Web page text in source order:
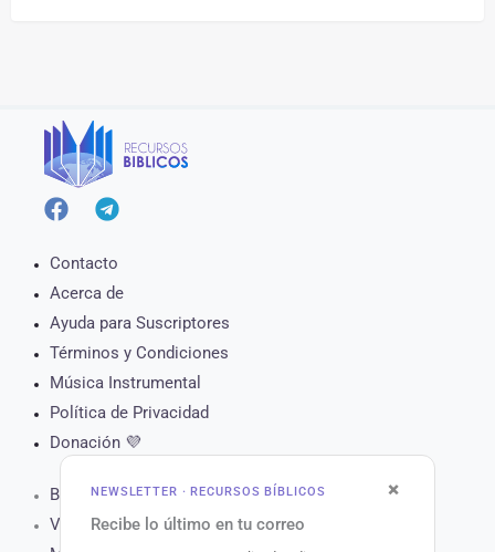
×
NEWSLETTER · RECURSOS BÍBLICOS
Recibe lo último en tu correo
Contacto
Acerca de
Ayuda para Suscriptores
Términos y Condiciones
Música Instrumental
Política de Privacidad
Donación 💜
Biblia Online
Versículo del Día